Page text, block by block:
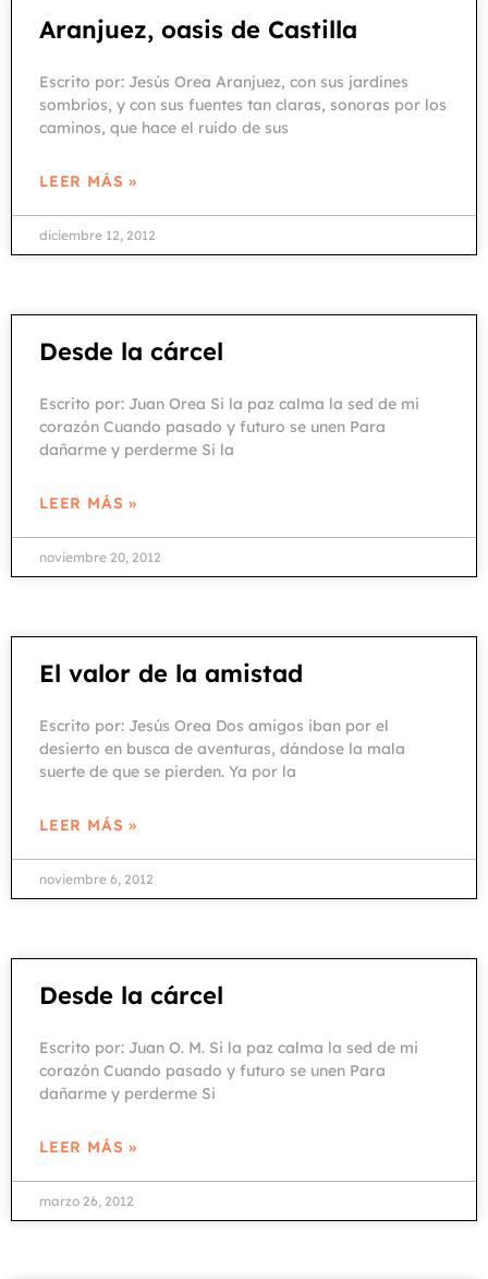
Aranjuez, oasis de Castilla
Escrito por: Jesús Orea Aranjuez, con sus jardines
sombríos, y con sus fuentes tan claras, sonoras por los
caminos, que hace el ruido de sus
LEER MÁS »
diciembre 12, 2012
Desde la cárcel
Escrito por: Juan Orea Si la paz calma la sed de mi
corazón Cuando pasado y futuro se unen Para
dañarme y perderme Si la
LEER MÁS »
noviembre 20, 2012
El valor de la amistad
Escrito por: Jesús Orea Dos amigos iban por el
desierto en busca de aventuras, dándose la mala
suerte de que se pierden. Ya por la
LEER MÁS »
noviembre 6, 2012
Desde la cárcel
Escrito por: Juan O. M. Si la paz calma la sed de mi
corazón Cuando pasado y futuro se unen Para
dañarme y perderme Si
LEER MÁS »
marzo 26, 2012